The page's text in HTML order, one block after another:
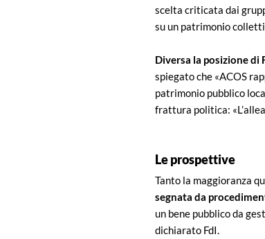
scelta criticata dai
su un patrimonio
Diversa la posizione di
spiegato che «ACOS
patrimonio pubblico
frattura politica:
Le prospettive
Tanto la maggioranza
segnata da
un bene pubblico da
dichiarato FdI.